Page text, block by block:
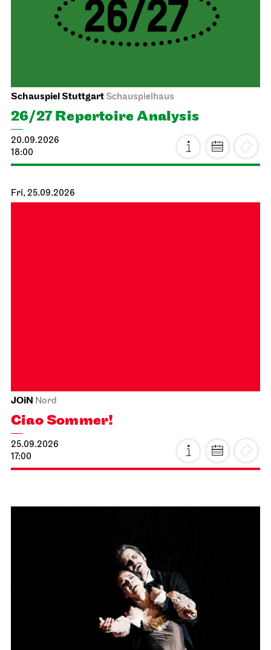
Schauspiel Stuttgart Schauspielhaus
26/27 Repertoire Analysis
20.09.2026
18:00
Fri, 25.09.2026
JOiN Nord
Ciao Sommer!
25.09.2026
17:00